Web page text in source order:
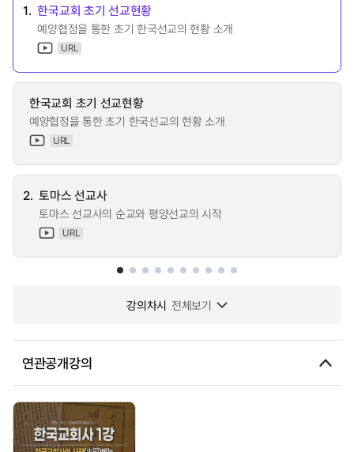
1. 한국교회 초기 선교현황
예양협정을 통한 초기 한국선교의 현황 소개
URL
한국교회 초기 선교현황
예양협정을 통한 초기 한국선교의 현황 소개
URL
2. 토마스 선교사
토마스 선교사의 순교와 평양선교의 시작
URL
강의차시 전체보기
연관공개강의